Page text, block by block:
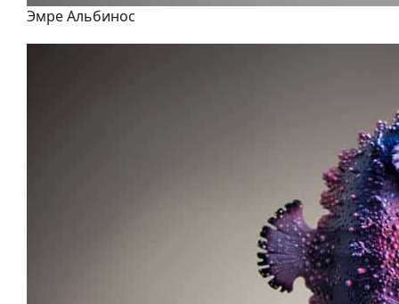
Эмре Альбинос